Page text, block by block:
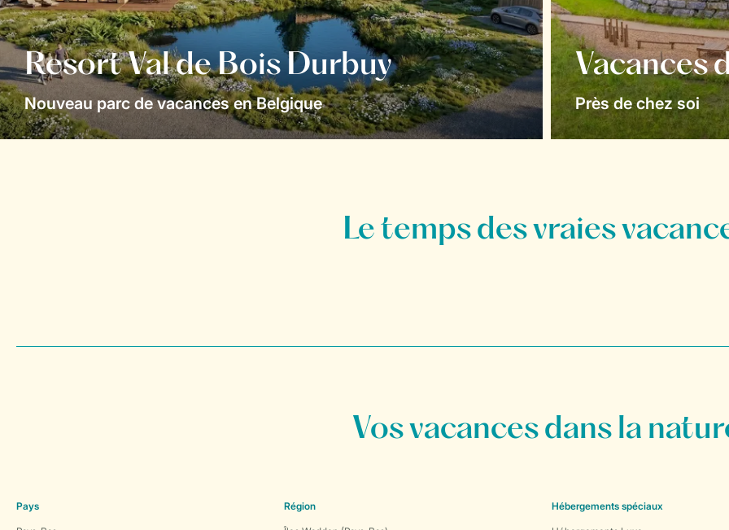
Resort Val de Bois Durbuy
Nouveau parc de vacances en Belgique
Vacances
Près de chez soi
Vos vacances dans la
Pays Région Hébergements spéciaux